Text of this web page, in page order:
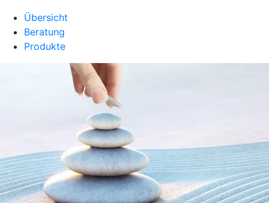
Übersicht
Beratung
Produkte